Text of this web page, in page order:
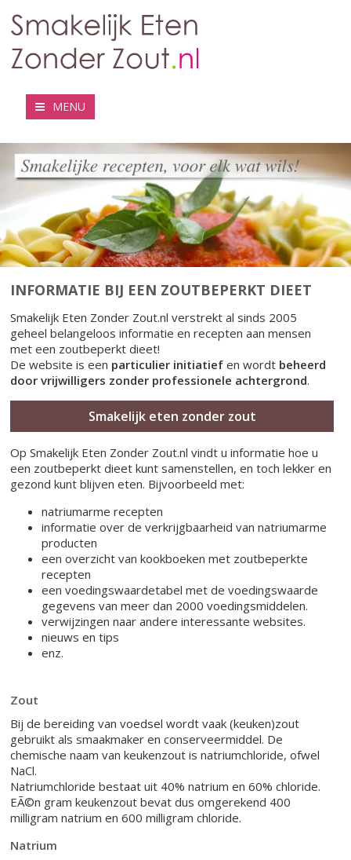
MENU
INFORMATIE BIJ EEN ZOUTBEPERKT DIEET
Smakelijk Eten Zonder Zout.nl verstrekt al sinds 2005
geheel belangeloos informatie en recepten aan mensen
met een zoutbeperkt dieet!
De website is een particulier initiatief en wordt beheerd
door vrijwilligers zonder professionele achtergrond.
Smakelijk eten zonder zout
Op Smakelijk Eten Zonder Zout.nl vindt u informatie hoe u
een zoutbeperkt dieet kunt samenstellen, en toch lekker en
gezond kunt blijven eten. Bijvoorbeeld met:
natriumarme recepten
informatie over de verkrijgbaarheid van natriumarme
producten
een overzicht van kookboeken met zoutbeperkte
recepten
een voedingswaardetabel met de voedingswaarde
gegevens van meer dan 2000 voedingsmiddelen.
verwijzingen naar andere interessante websites.
nieuws en tips
enz.
Zout
Bij de bereiding van voedsel wordt vaak (keuken)zout
gebruikt als smaakmaker en conserveermiddel. De
chemische naam van keukenzout is natriumchloride, ofwel
NaCl.
Natriumchloride bestaat uit 40% natrium en 60% chloride.
EÃ©n gram keukenzout bevat dus omgerekend 400
milligram natrium en 600 milligram chloride.
Natrium